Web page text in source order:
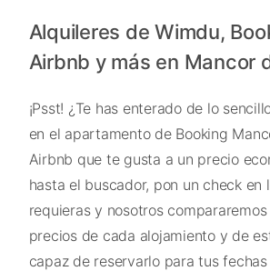
Alquileres de Wimdu,
Airbnb y más en Mancor
¡Psst! ¿Te has enterado de lo
en el apartamento de Booking
Airbnb que te gusta a un precio
hasta el buscador, pon un check en
requieras y nosotros
precios de cada alojamiento y de
capaz de reservarlo para tus